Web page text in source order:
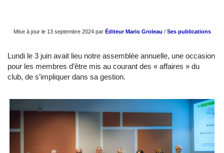
Mise à jour le 13 septembre 2024 par Éditeur Mario Groleau / Ses publications
Lundi le 3 juin avait lieu notre assemblée annuelle, une occasion
pour les membres d’être mis au courant des « affaires » du
club, de s’impliquer dans sa gestion.